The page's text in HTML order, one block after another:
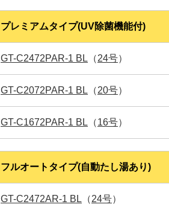
プレミアムタイプ(UV除菌機能付)
GT-C2472PAR-1 BL （24号）
GT-C2072PAR-1 BL （20号）
GT-C1672PAR-1 BL （16号）
フルオートタイプ(自動たし湯あり)
GT-C2472AR-1 BL （24号）